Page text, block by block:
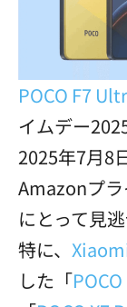
POCO F7
イムデー
2025年7月8
Amazonプ
にとって見
特に、
した「